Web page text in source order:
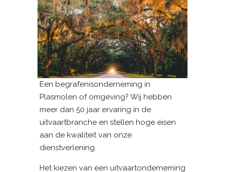
Een begrafenisonderneming in
Plasmolen of omgeving? Wij hebben
meer dan 50 jaar ervaring in de
uitvaartbranche en stellen hoge eisen
aan de kwaliteit van onze
dienstverlening.
Het kiezen van een uitvaartonderneming